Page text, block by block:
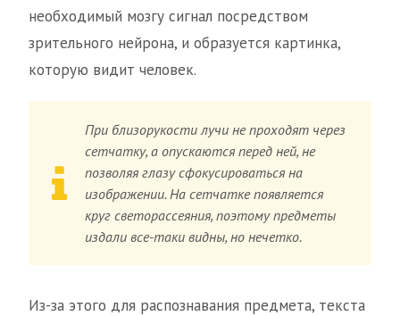
необходимый мозгу сигнал посредством
зрительного нейрона, и образуется картинка,
которую видит человек.
При близорукости лучи не проходят через
сетчатку, а опускаются перед ней, не
позволяя глазу сфокусироваться на
изображении. На сетчатке появляется
круг светорассеяния, поэтому предметы
издали все-таки видны, но нечетко.
Из-за этого для распознавания предмета, текста